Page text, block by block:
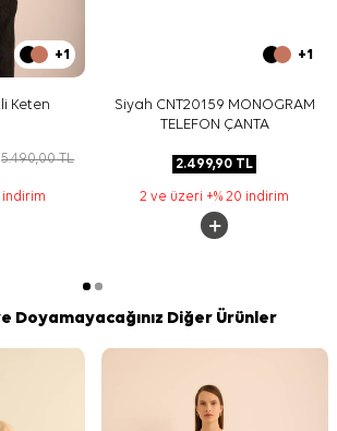
+1
Keten
5.490,00TL
indirim
+1
Siyah CNT20159 MONOGRAM
TELEFON ÇANTA
2.499,90 TL
2 ve üzeri +% 20 indirim
Doyamayacağınız Diğer Ürünler